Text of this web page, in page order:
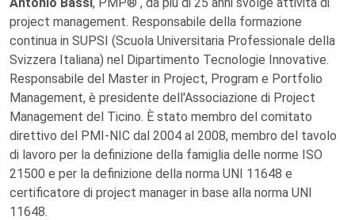
project management. Responsabile della formazione
continua in SUPSI (Scuola Universitaria Professionale della
Svizzera Italiana) nel Dipartimento Tecnologie Innovative.
Responsabile del Master in Project, Program e Portfolio
Management, è presidente dell'Associazione di Project
Management del Ticino. È stato membro del comitato
direttivo del PMI-NIC dal 2004 al 2008, membro del tavolo
di lavoro per la definizione della famiglia delle norme ISO
21500 e per la definizione della norma UNI 11648 e
certificatore di project manager in base alla norma UNI
11648.